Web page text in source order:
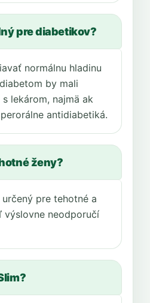
pre diabetikov?
normálnu hladinu
by mali
lekárom, najmä ak
antidiabetiká.
ženy?
pre tehotné a
výslovne neodporučí